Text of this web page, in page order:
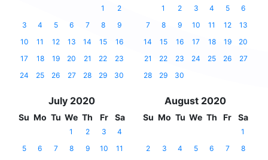
1
2
3
4 5 6 7 8
9
10
11 12 13 14 15
16
17
18 19 20 21 22
23
24
25 26 27 28 29 30
1 2 3 4 5
6
7
8 9 10 11 12
13
14
15 16 17 18 19
20
21
22 23 24 25 26
27
28
29 30
July 2020
Su Mo Tu We Th Fr Sa
1 2 3
4
5
6 7 8 9 10
11
August 2020
Su Mo Tu We Th Fr Sa
1
2
3 4 5 6 7
8